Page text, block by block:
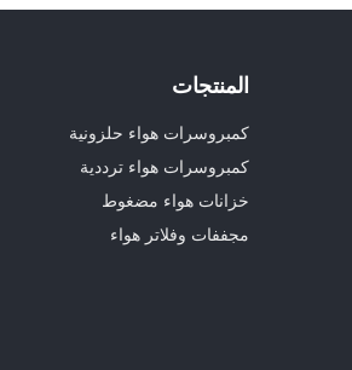
المنتجات
كمبروسرات هواء حلزونية
كمبروسرات هواء ترددية
خزانات هواء مضغوط
مجففات وفلاتر هواء